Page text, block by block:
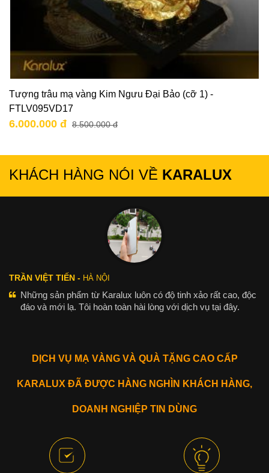
Tượng trâu mạ vàng Kim Ngưu Đại Bảo (cỡ 1) -
FTLV095VD17
6.000.000 đ 8.500.000 đ
KHÁCH HÀNG NÓI VỀ KARALUX
TRẦN VIỆT TIẾN - HÀ NỘI
Những sản phẩm từ Karalux luôn có độ tinh xảo rất cao, độc
đáo và mới lạ. Tôi hoàn toàn hài lòng với dịch vụ tại đây.
DỊCH VỤ MẠ VÀNG VÀ QUÀ TẶNG CAO CẤP
KARALUX ĐÃ ĐƯỢC HÀNG NGHÌN KHÁCH HÀNG,
DOANH NGHIỆP TIN DÙNG